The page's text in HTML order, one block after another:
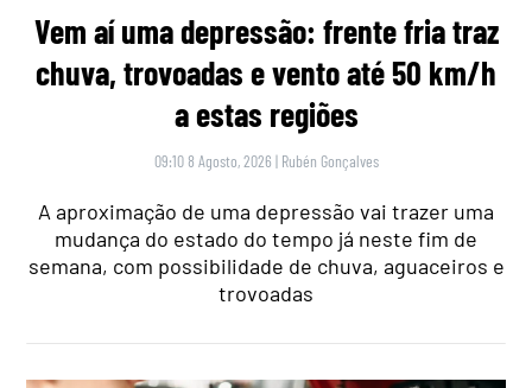
Vem aí uma depressão: frente fria traz
chuva, trovoadas e vento até 50 km/h
a estas regiões
09:10 8 Agosto, 2026 | Rubén Gonçalves
A aproximação de uma depressão vai trazer uma
mudança do estado do tempo já neste fim de
semana, com possibilidade de chuva, aguaceiros e
trovoadas